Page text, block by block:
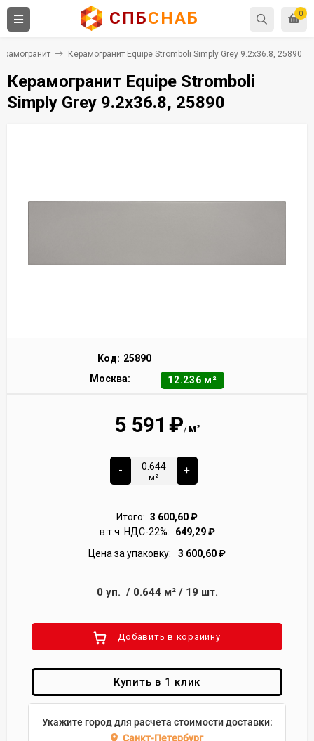
0
СПБСНАБ
Керамогранит Equipe Stromboli Simply Grey 9.2x36.8, 25890
Керамогранит Equipe Stromboli
Simply Grey 9.2x36.8, 25890
Код: 25890
Москва:
12.236 м²
5 591 ₽/ м²
-
м²
+
Итого: 3 600,60₽
в т.ч. НДС-22%:
649,29₽
Цена за упаковку:
3 600,60₽
0 уп. / 0.644м²/ 19 шт.
Добавить в корзиину
Купить в 1 клик
Укажите город для расчета стоимости доставки:
Санкт-Петербург